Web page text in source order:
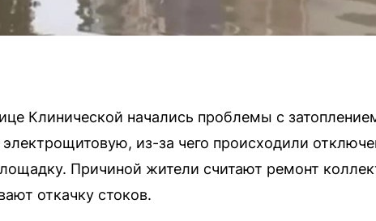
Клинической начались проблемы с
из-за чего происходили
Причиной жители считают ремонт
откачку стоков.